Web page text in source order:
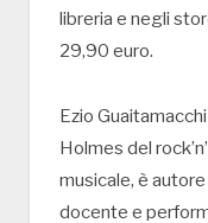
libreria e negli
29,90 euro.
Ezio
Holmes del
musicale, è
docente e